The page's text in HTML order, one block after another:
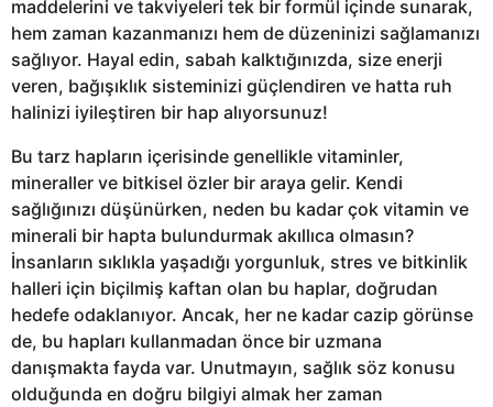
maddelerini ve takviyeleri tek bir formül içinde sunarak,
hem zaman kazanmanızı hem de düzeninizi sağlamanızı
sağlıyor. Hayal edin, sabah kalktığınızda, size enerji
veren, bağışıklık sisteminizi güçlendiren ve hatta ruh
halinizi iyileştiren bir hap alıyorsunuz!
Bu tarz hapların içerisinde genellikle vitaminler,
mineraller ve bitkisel özler bir araya gelir. Kendi
sağlığınızı düşünürken, neden bu kadar çok vitamin ve
minerali bir hapta bulundurmak akıllıca olmasın?
İnsanların sıklıkla yaşadığı yorgunluk, stres ve bitkinlik
halleri için biçilmiş kaftan olan bu haplar, doğrudan
hedefe odaklanıyor. Ancak, her ne kadar cazip görünse
de, bu hapları kullanmadan önce bir uzmana
danışmakta fayda var. Unutmayın, sağlık söz konusu
olduğunda en doğru bilgiyi almak her zaman